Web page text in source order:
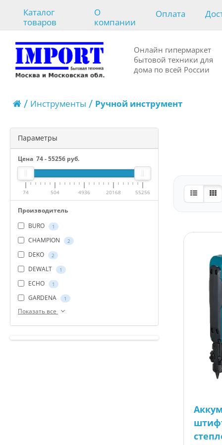
Каталог
товаров
О
компании
Оплата
Онлайн гипермаркет
бытовой техники для
дома по всей России
Инструменты Ручной инструмент
Параметры
Цена 74-55256 руб.
74 504 4936 20168 55256
Производитель
BURO
1
CHAMPION 2
DEKO 2
DEWALT 1
ECHO 1
GARDENA 1
Показать все